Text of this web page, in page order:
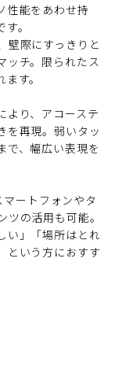
性能をあわせ持
。
壁際にすっきりと
ッチ。限られたス
す。
より、アコーステ
を再現。弱いタッ
で、幅広い表現を
ートフォンやタ
の活用も可能。
い」「場所はとれ
という方におすす